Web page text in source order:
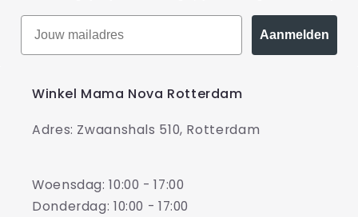
Aanmelden
Winkel Mama Nova Rotterdam
Adres: Zwaanshals 510, Rotterdam
Woensdag: 10:00 - 17:00
Donderdag: 10:00 - 17:00